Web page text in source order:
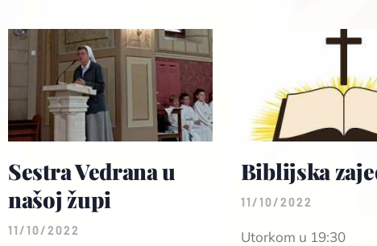
Sestra Vedrana u
našoj župi
11/10/2022
Biblijska
11/10/2022
Utorkom u 19:30